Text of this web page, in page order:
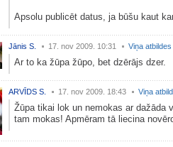
Apsolu publicēt datus, ja būšu kaut
Jānis S. 17. nov 2009. 10:31 Viņa atbildes
Ar to ka žūpa žūpo, bet dzērājs dzer.
ARVĪDS S. 17. nov 2009. 18:43 Viņa
Žūpa tikai lok un nemokas ar dažāda
tam mokas! Apmēram tā liecina